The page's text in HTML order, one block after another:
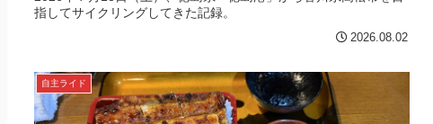
指してサイクリングしてきた記録。
2026.08.02
自主ライド